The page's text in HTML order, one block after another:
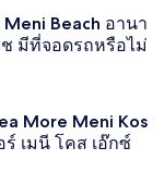
Beach อานา
ช มีที่จอดรถหรือไม่
More Meni Kos
เมนี โคส เอ๊กซ์